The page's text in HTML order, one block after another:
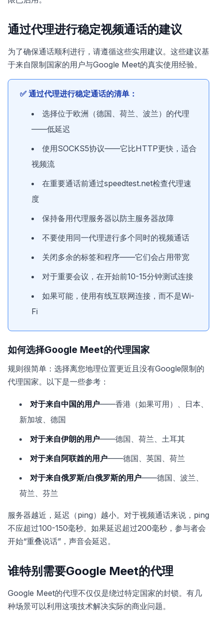
通过代理进行稳定视频通话的建议
为了确保通话顺利进行，请遵循这些实用建议。这些建议基
于来自限制国家的用户与Google Meet的真实使用经验。
✅ 通过代理进行稳定通话的清单：
选择位于欧洲（德国、荷兰、波兰）的代理
——低延迟
使用SOCKS5协议——它比HTTP更快，适合
视频流
在重要通话前通过speedtest.net检查代理速
度
保持备用代理服务器以防主服务器故障
不要使用同一代理进行多个同时的视频通话
关闭多余的标签和程序——它们会占用带宽
对于重要会议，在开始前10-15分钟测试连接
如果可能，使用有线互联网连接，而不是Wi-
Fi
如何选择Google Meet的代理国家
规则很简单：选择离您地理位置更近且没有Google限制的
代理国家。以下是一些参考：
对于来自中国的用户——香港（如果可用）、日本、
新加坡、德国
对于来自伊朗的用户——德国、荷兰、土耳其
对于来自阿联酋的用户——德国、英国、荷兰
对于来自俄罗斯/白俄罗斯的用户——德国、波兰、
荷兰、芬兰
服务器越近，延迟（ping）越小。对于视频通话来说，ping
不应超过100-150毫秒。如果延迟超过200毫秒，参与者会
开始“重叠说话”，声音会延迟。
谁特别需要Google Meet的代理
Google Meet的代理不仅仅是绕过特定国家的封锁。有几
种场景可以利用这项技术解决实际的商业问题。